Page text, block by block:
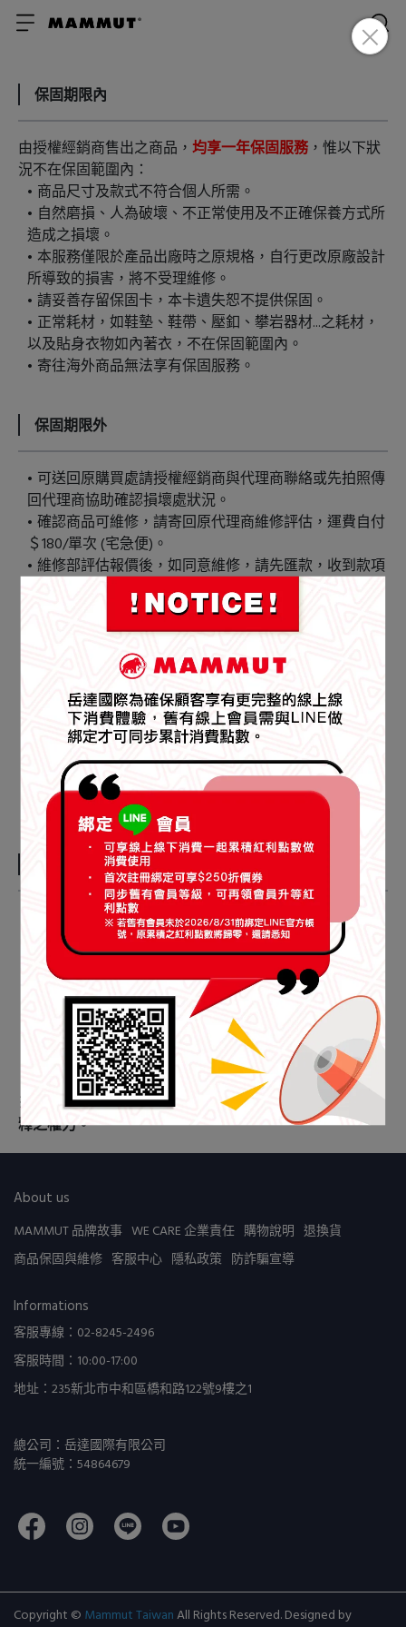
保固期限內
由授權經銷商售出之商品， 均享一年保固服務 ，惟以下狀
況不在保固範圍內：
商品尺寸及款式不符合個人所需。
自然磨損、人為破壞、不正常使用及不正確保養方式所
造成之損壞。
本服務僅限於產品出廠時之原規格，自行更改原廠設計
所導致的損害，將不受理維修。
請妥善存留保固卡，本卡遺失恕不提供保固。
正常耗材，如鞋墊、鞋帶、壓釦、攀岩器材...之耗材，
以及貼身衣物如內著衣，不在保固範圍內。
寄往海外商品無法享有保固服務。
保固期限外
可送回原購買處請授權經銷商與代理商聯絡或先拍照傳
回代理商協助確認損壞處狀況。
確認商品可維修，請寄回原代理商維修評估，運費自付
＄180/單次 (宅急便)。
維修部評估報價後，如同意維修，請先匯款，收到款項
後；將進行維修，商品維修完畢，會由專人通知並將商
維修部評估報價後，如不同意維修，維修部將商品寄
回，運費＄180/單次（宅急便/貨到付款）。
維修商品價格（僅供參考，實際價格以維修部報價為
▲ 服飾類 ＄1,300～$4,500/20個工作天
▲ 鞋款類 ＄600～$1,500/40個工作天
▲ 包款類 ＄500～$1,800/20個工作天
海外會員若需要維修商品需自行負擔來回運費，運費依
國際運費為準。
其他注意事項
為正確判斷問題點及衛生考量，請在送交維修前，務必
洗滌清潔。
雨衣部分衣物反潮屬自然現象，不屬於保固及維修範
圍。
熱壓部位若因膠條老化造成脫落，可能無法再次維修。
※ Mammut Taiwan 對於以上保固及維修內容保有最終解
釋之權力。
About us
MAMMUT 品牌故事 WE CARE 企業責任 購物說明 退換貨
商品保固與維修 客服中心 隱私政策 防詐騙宣導
Informations
客服專線：02-8245-2496
客服時間：10:00-17:00
地址：235新北市中和區橋和路122號9樓之1
總公司：岳達國際有限公司
統一編號：54864679
Copyright © Mammut TaiwanAll Rights Reserved.Designed by